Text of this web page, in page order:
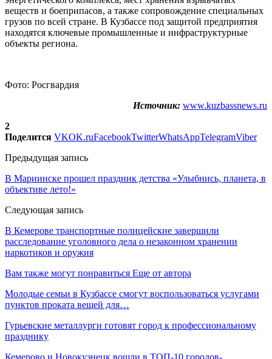
веществ и боеприпасов, а также сопровождение специальных
грузов по всей стране. В Кузбассе под защитой предприятия
находятся ключевые промышленные и инфраструктурные
объекты региона.
Фото: Росгвардия
Источник: www.kuzbassnews.ru
2
Поделится VKOK.ruFacebookTwitterWhatsAppTelegramViber
Предыдущая запись
В Мариинске прошел праздник детства «Улыбнись, планета, в
объективе лето!»
Следующая запись
В Кемерове транспортные полицейские завершили
расследование уголовного дела о незаконном хранении
наркотиков и оружия
Вам также могут понравиться Еще от автора
Молодые семьи в Кузбассе смогут воспользоваться услугами
пунктов проката вещей для…
Гурьевские металлурги готовят город к профессиональному
празднику
Кемерово и Новокузнецк вошли в ТОП-10 городов-